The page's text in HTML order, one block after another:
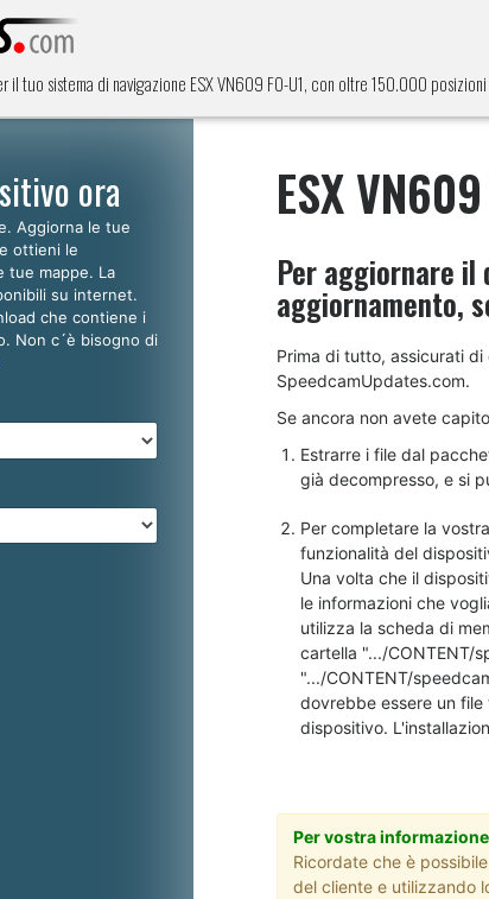
tuo sistema di navigazione ESX VN609 FO-U1, con oltre 150.000
ora
Aggiorna le tue
ottieni le
tue mappe. La
su internet.
che contiene i
Non c´è bisogno di
ESX
Per aggiornare il
aggiornamento,
Prima di tutto, assicurati
SpeedcamUpdates.com.
Se ancora non avete
Estrarre i file dal
già decompresso, e si
Per completare la
funzionalità del
Una volta che il
le informazioni che
utilizza la scheda di
cartella ".../CONTENT/
".../CONTENT/
dovrebbe essere un
dispositivo.
Per vostra informazione
Ricordate che è
del cliente e utilizzando